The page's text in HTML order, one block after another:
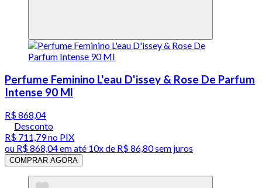
Perfume Feminino L'eau D'issey & Rose De Parfum
Intense 90 Ml
R$ 868,04
Desconto
R$ 711,79no PIX
ou R$ 868,04em até 10x de R$ 86,80 sem juros
COMPRAR AGORA